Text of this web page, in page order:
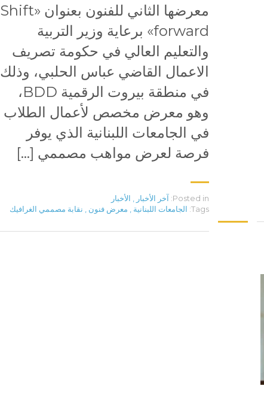
معرضها الثاني للفنون بعنوان «Shift
forward» برعاية وزير التربية
والتعليم العالي في حكومة تصريف
الاعمال القاضي عباس الحلبي، وذلك
في منطقة بيروت الرقمية BDD،
وهو معرض مخصص لأعمال الطلاب
في الجامعات اللبنانية الذي يوفر
فرصة لعرض مواهب مصممي […]
Posted in: آخر الأخبار , الأخبار
Tags: الجامعات اللبنانية, معرض فنون, نقابة مصممي الغرافيك